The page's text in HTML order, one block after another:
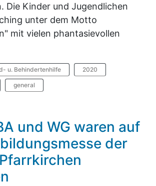
Die Kinder und Jugendlichen
unter dem Motto
mit vielen phantasievollen
u. Behindertenhilfe 2020
general
und WG waren auf
der